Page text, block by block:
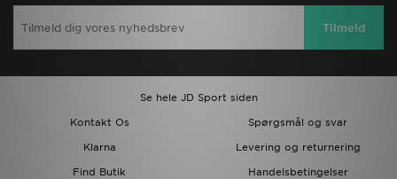
Tilmeld
Se hele JD Sport siden
Kontakt Os
Spørgsmål og svar
Klarna
Levering og returnering
Find Butik
Handelsbetingelser